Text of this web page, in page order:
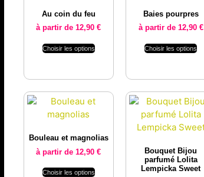
Au coin du feu
à partir de12,90€
Choisir les options
Baies pourpres
à partir de 12,90 €
Choisir les options
Bouleau et magnolias
à partir de12,90€
Choisir les options
Bouquet Bijou
parfumé Lolita
Lempicka Sweet